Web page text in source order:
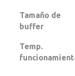
Tamaño de
buffer
Temp.